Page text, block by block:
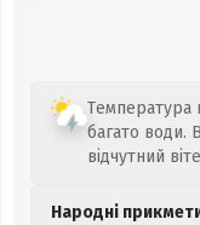
Температура
багато води.
відчутний
Народні